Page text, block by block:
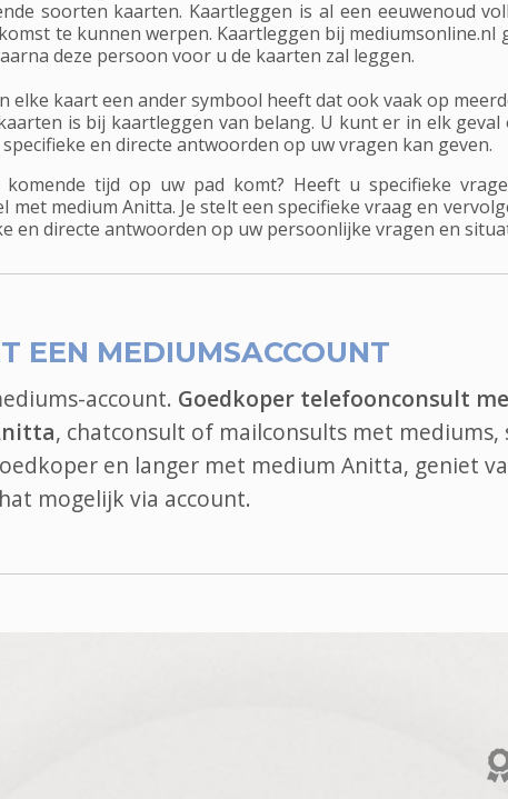
soorten kaarten. Kaartleggen is al een eeuwenoud
te kunnen werpen. Kaartleggen bij mediumsonline.nl
deze persoon voor u de kaarten zal leggen.
elke kaart een ander symbool heeft dat ook vaak op
is bij kaartleggen van belang. U kunt er in elk
en directe antwoorden op uw vragen kan geven.
tijd op uw pad komt? Heeft u specifieke
medium Anitta. Je stelt een specifieke vraag en
en directe antwoorden op uw persoonlijke vragen en
EEN MEDIUMSACCOUNT
account. Goedkoper telefoonconsult
, chatconsult of mailconsults met mediums,
en langer met medium Anitta, geniet
mogelijk via account.